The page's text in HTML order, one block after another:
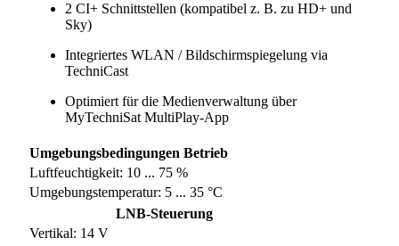
2 CI+ Schnittstellen (kompatibel z. B. zu HD+ und
Sky)
Integriertes WLAN / Bildschirmspiegelung via
TechniCast
Optimiert für die Medienverwaltung über
MyTechniSat MultiPlay-App
Umgebungsbedingungen Betrieb
Luftfeuchtigkeit: 10 ... 75 %
Umgebungstemperatur: 5 ... 35 °C
LNB-Steuerung
Vertikal: 14 V